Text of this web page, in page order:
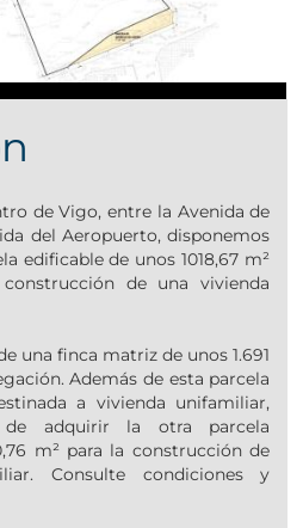
de Vigo, entre la Avenida de
del Aeropuerto, disponemos
edificable de unos 1018,67 m²
de una vivienda
una finca matriz de unos 1.691
Además de esta parcela
a vivienda unifamiliar,
adquirir la otra parcela
m² para la construcción de
Consulte condiciones y